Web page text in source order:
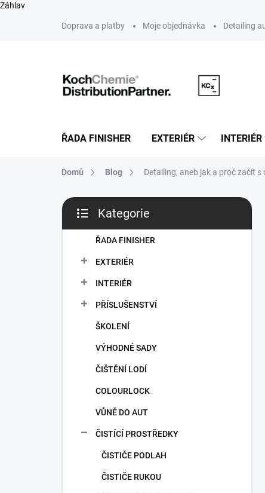
Záhlav
Doprava a platby Moje objednávka Detailing
ŘADA FINISHER EXTERIÉR INTERIÉR
Domů Blog Detailing, aneb jak a proč začít
P
s
kategorie
Kategorie
ŘADA FINISHER
EXTERIÉR
INTERIÉR
PŘÍSLUŠENSTVÍ
ŠKOLENÍ
VÝHODNÉ SADY
ČIŠTĚNÍ LODÍ
COLOURLOCK
VŮNĚ DO AUT
ČISTÍCÍ PROSTŘEDKY
ČISTIČE PODLAH
ČISTIČE RUKOU